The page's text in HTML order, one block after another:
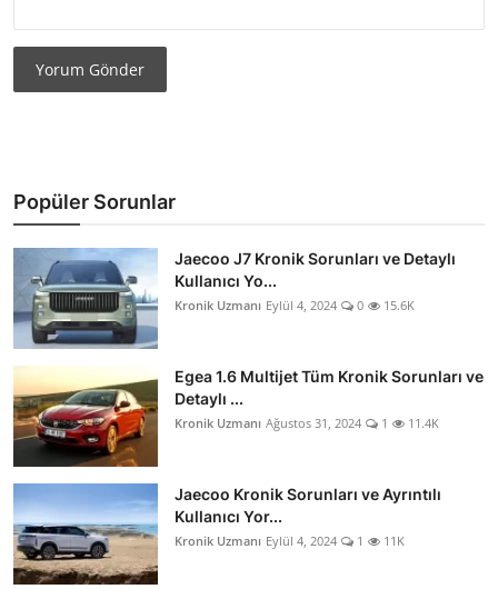
Yorum Gönder
Popüler Sorunlar
Jaecoo J7 Kronik Sorunları ve Detaylı
Kullanıcı Yo...
Kronik Uzmanı Eylül 4, 2024 0 15.6K
Egea 1.6 Multijet Tüm Kronik Sorunları ve
Detaylı ...
Kronik Uzmanı Ağustos 31, 2024 1 11.4K
Jaecoo Kronik Sorunları ve Ayrıntılı
Kullanıcı Yor...
Kronik Uzmanı Eylül 4, 2024 1 11K